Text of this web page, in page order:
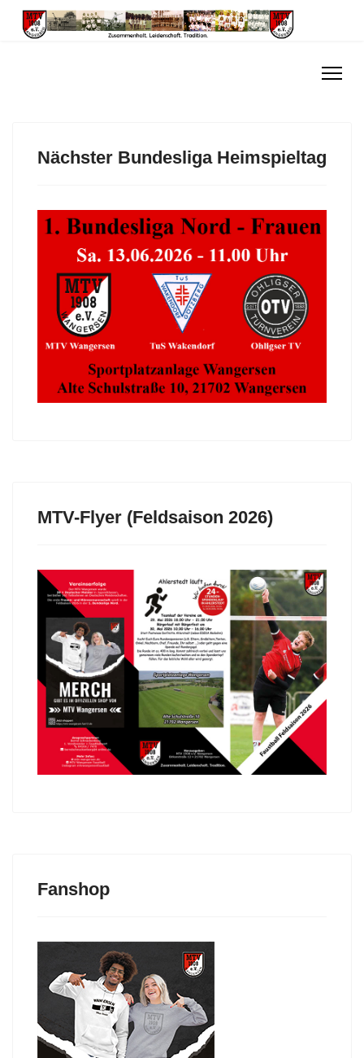
Nächster Bundesliga Heimspieltag
MTV-Flyer (Feldsaison 2026)
Fanshop